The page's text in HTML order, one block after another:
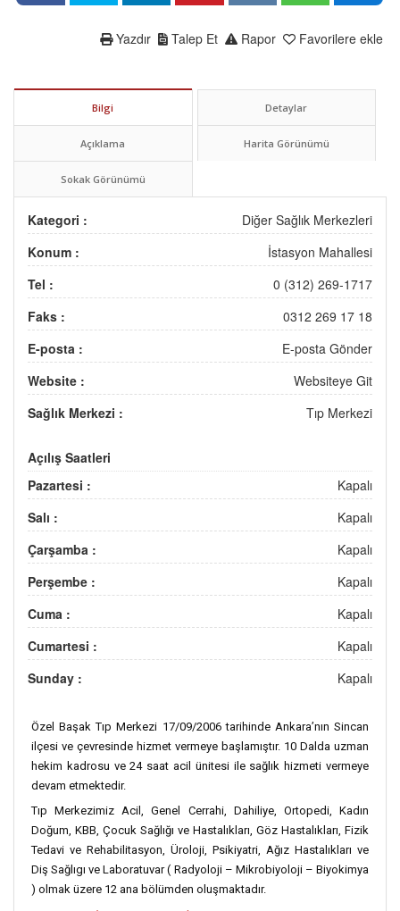
Favorilere ekle
Rapor
Talep Et
Yazdır
Bilgi Detaylar
Açıklama Harita Görünümü
Sokak Görünümü
Kategori :
Diğer Sağlık Merkezleri
Konum :
İstasyon Mahallesi
Tel :
0 (312) 269-1717
Faks :
0312 269 17 18
E-posta :
E-posta Gönder
Website :
Websiteye Git
Sağlık Merkezi :
Tıp Merkezi
Açılış Saatleri
Pazartesi :
Kapalı
Salı :
Kapalı
Çarşamba :
Kapalı
Perşembe :
Kapalı
Cuma :
Kapalı
Cumartesi :
Kapalı
Sunday :
Kapalı
Özel Başak Tıp Merkezi 17/09/2006 tarihinde Ankara’nın Sincan
ilçesi ve çevresinde hizmet vermeye başlamıştır. 10 Dalda uzman
hekim kadrosu ve 24 saat acil ünitesi ile sağlık hizmeti vermeye
devam etmektedir.
Tıp Merkezimiz Acil, Genel Cerrahi, Dahiliye, Ortopedi, Kadın
Doğum, KBB, Çocuk Sağlığı ve Hastalıkları, Göz Hastalıkları, Fizik
Tedavi ve Rehabilitasyon, Üroloji, Psikiyatri, Ağız Hastalıkları ve
Diş Sağlıgı ve Laboratuvar ( Radyoloji – Mikrobiyoloji – Biyokimya
) olmak üzere 12 ana bölümden oluşmaktadır.